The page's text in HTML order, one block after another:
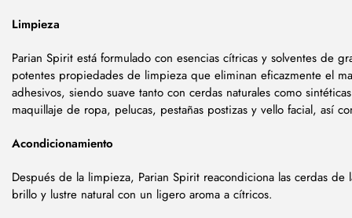
Limpieza
Parian Spirit está formulado con esencias cítricas y solventes de
potentes propiedades de limpieza que eliminan eficazmente el
adhesivos, siendo suave tanto con cerdas naturales como
maquillaje de ropa, pelucas, pestañas postizas y vello facial, así
Acondicionamiento
Después de la limpieza, Parian Spirit reacondiciona las cerdas de
brillo y lustre natural con un ligero aroma a cítricos.